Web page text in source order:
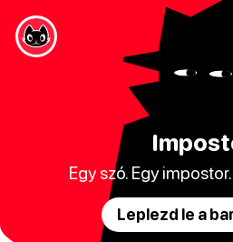
Egy szó. Egy
Leplezd le a